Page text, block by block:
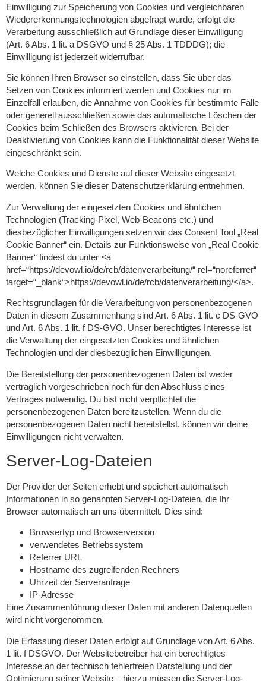
Einwilligung zur Speicherung von Cookies und vergleichbaren
Wiedererkennungstechnologien abgefragt wurde, erfolgt die
Verarbeitung ausschließlich auf Grundlage dieser Einwilligung
(Art. 6 Abs. 1 lit. a DSGVO und § 25 Abs. 1 TDDDG); die
Einwilligung ist jederzeit widerrufbar.
Sie können Ihren Browser so einstellen, dass Sie über das
Setzen von Cookies informiert werden und Cookies nur im
Einzelfall erlauben, die Annahme von Cookies für bestimmte Fälle
oder generell ausschließen sowie das automatische Löschen der
Cookies beim Schließen des Browsers aktivieren. Bei der
Deaktivierung von Cookies kann die Funktionalität dieser Website
eingeschränkt sein.
Welche Cookies und Dienste auf dieser Website eingesetzt
werden, können Sie dieser Datenschutzerklärung entnehmen.
Zur Verwaltung der eingesetzten Cookies und ähnlichen
Technologien (Tracking-Pixel, Web-Beacons etc.) und
diesbezüglicher Einwilligungen setzen wir das Consent Tool „Real
Cookie Banner“ ein. Details zur Funktionsweise von „Real Cookie
Banner“ findest du unter <a
href=“https://devowl.io/de/rcb/datenverarbeitung/“ rel=“noreferrer“
target=“_blank“>https://devowl.io/de/rcb/datenverarbeitung/</a>.
Rechtsgrundlagen für die Verarbeitung von personenbezogenen
Daten in diesem Zusammenhang sind Art. 6 Abs. 1 lit. c DS-GVO
und Art. 6 Abs. 1 lit. f DS-GVO. Unser berechtigtes Interesse ist
die Verwaltung der eingesetzten Cookies und ähnlichen
Technologien und der diesbezüglichen Einwilligungen.
Die Bereitstellung der personenbezogenen Daten ist weder
vertraglich vorgeschrieben noch für den Abschluss eines
Vertrages notwendig. Du bist nicht verpflichtet die
personenbezogenen Daten bereitzustellen. Wenn du die
personenbezogenen Daten nicht bereitstellst, können wir deine
Einwilligungen nicht verwalten.
Server-Log-Dateien
Der Provider der Seiten erhebt und speichert automatisch
Informationen in so genannten Server-Log-Dateien, die Ihr
Browser automatisch an uns übermittelt. Dies sind:
Browsertyp und Browserversion
verwendetes Betriebssystem
Referrer URL
Hostname des zugreifenden Rechners
Uhrzeit der Serveranfrage
IP-Adresse
Eine Zusammenführung dieser Daten mit anderen Datenquellen
wird nicht vorgenommen.
Die Erfassung dieser Daten erfolgt auf Grundlage von Art. 6 Abs.
1 lit. f DSGVO. Der Websitebetreiber hat ein berechtigtes
Interesse an der technisch fehlerfreien Darstellung und der
Optimierung seiner Website – hierzu müssen die Server-Log-